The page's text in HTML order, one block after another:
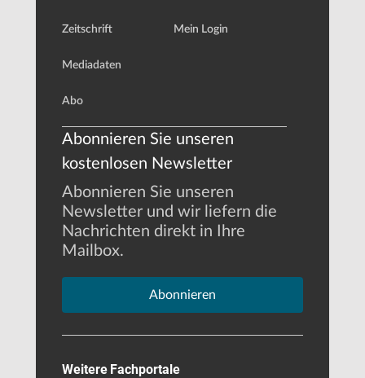
Zeitschrift
Mediadaten
Abo
Mein Login
Abonnieren Sie unseren
kostenlosen Newsletter
Abonnieren Sie unseren
Newsletter und wir liefern die
Nachrichten direkt in Ihre
Mailbox.
Abonnieren
Weitere Fachportale